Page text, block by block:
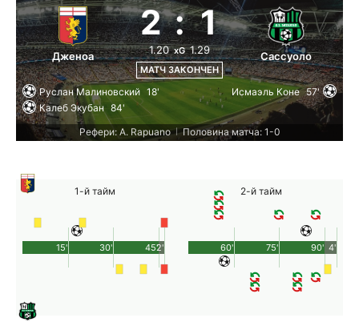
Дженоа
2 : 1
1.20 xG 1.29
МАТЧ ЗАКОНЧЕН
Сассуоло
Руслан Малиновский 18'
Калеб Экубан 84'
Исмаэль Коне 57'
Рефери: A. Rapuano | Половина матча: 1-0
1-й тайм
45'
15' 30' 2'
2-й тайм
90'
60' 75' 4'